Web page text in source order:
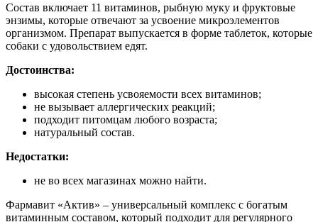
Состав включает 11 витаминов, рыбную муку и фруктовые
энзимы, которые отвечают за усвоение микроэлементов
организмом. Препарат выпускается в форме таблеток, которые
собаки с удовольствием едят.
Достоинства:
высокая степень усвояемости всех витаминов;
не вызывает аллергических реакций;
подходит питомцам любого возраста;
натуральный состав.
Недостатки:
не во всех магазинах можно найти.
Фармавит «Актив» – универсальный комплекс с богатым
витаминным составом, который подходит для регулярного